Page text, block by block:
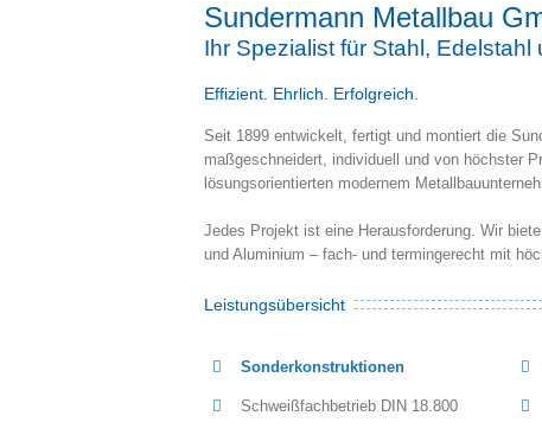
Sundermann Metallbau
Ihr Spezialist für Stahl, Edelstahl
Effizient. Ehrlich. Erfolgreich.
Seit 1899 entwickelt, fertigt und montiert die
maßgeschneidert, individuell und von höchster
lösungsorientierten modernem
Jedes Projekt ist eine Herausforderung. Wir
und Aluminium – fach- und termingerecht mit
Leistungsübersicht
Sonderkonstruktionen
Schweißfachbetrieb DIN 18.800